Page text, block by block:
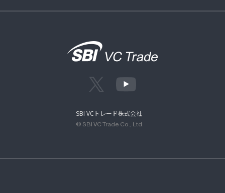
SBI VCトレード株式会社
© SBI VC Trade Co., Ltd.